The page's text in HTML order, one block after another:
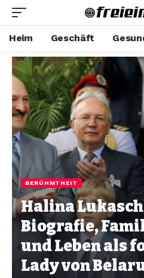
Heim Geschäft
BERÜHMTHEIT
Halina
Biografie,
und Leben als
Lady von